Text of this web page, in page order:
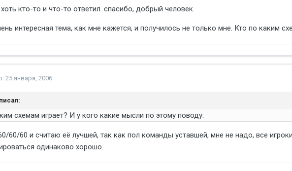
кто-то и что-то ответил. спасибо, добрый человек.
интересная тема, как мне кажется, и получилось не только мне. Кто по каким
25 января, 2006
схемам играет? И у кого какие мысли по этому поводу.
60/60 и считаю её лучшей, так как пол команды уставшей, мне не надо, все
одинаково хорошо.